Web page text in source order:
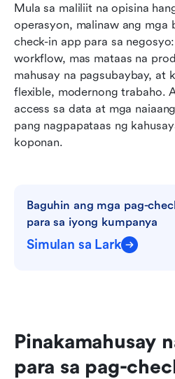
Mula sa maliliit na opisina
operasyon, malinaw ang mga
check-in app para sa
workflow, mas mataas na
mahusay na pagsubaybay, at
flexible, modernong trabaho.
access sa data at mga
pang nagpapataas ng
koponan.
Baguhin ang mga pag-
para sa iyong kumpanya
Simulan sa Lark
Pinakamahusay
para sa pag-